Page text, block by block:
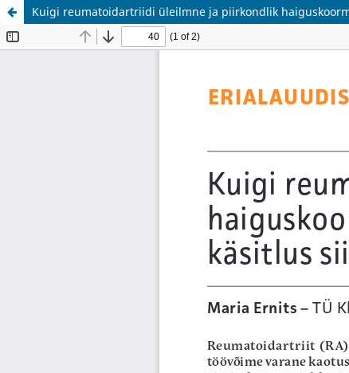
Kuigi reumatoidartriidi üleilmne ja piirkondlik